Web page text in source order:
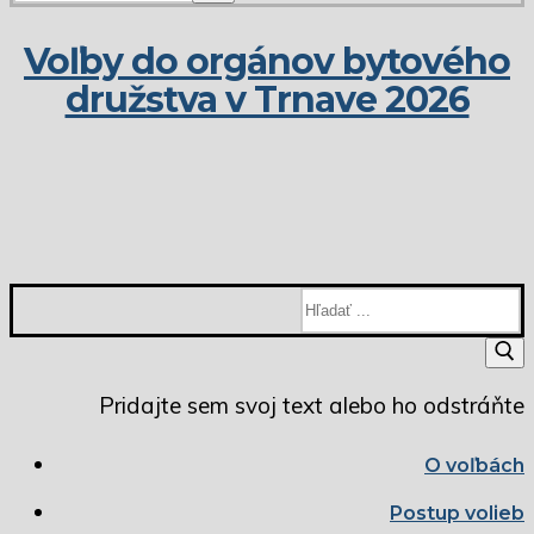
Voľby do orgánov bytového
družstva v Trnave 2026
Hľadať:
Pridajte sem svoj text alebo ho odstráňte
O voľbách
Postup volieb